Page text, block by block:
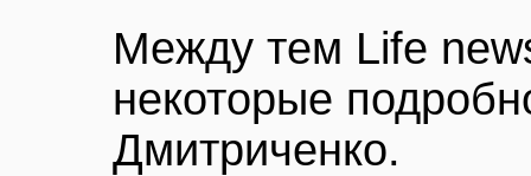
Между тем Life
некоторые
Дмитриченко.